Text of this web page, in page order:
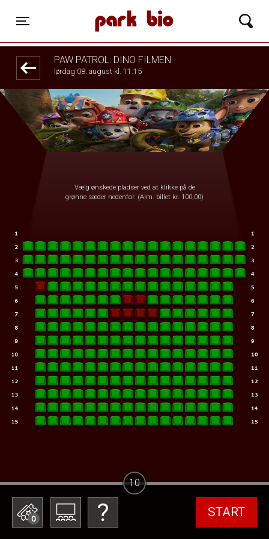
Toggle navigation
Park Bio
PAW PATROL: DINO FILMEN
lørdag 08. august kl. 11:15
Vælg ønskede pladser ved at klikke på de
grønne sæder nedenfor. (Alm. billet kr. 100,00)
0 START
10
front03-cc 090554